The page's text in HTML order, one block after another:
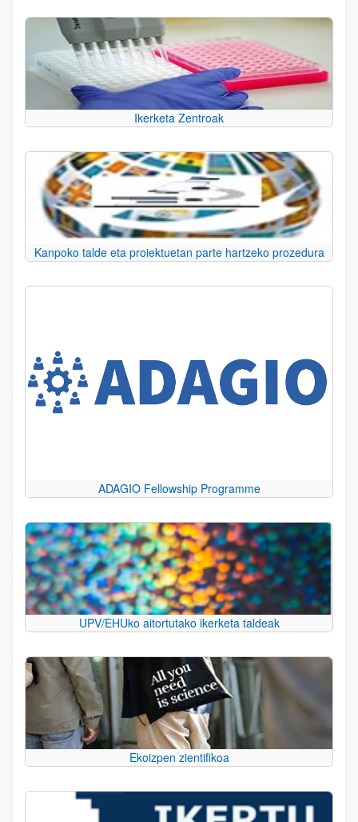
Ikerketa Zentroak
Kanpoko talde eta proiektuetan parte hartzeko prozedura
ADAGIO Fellowship Programme
UPV/EHUko aitortutako ikerketa taldeak
Ekoizpen zientifikoa